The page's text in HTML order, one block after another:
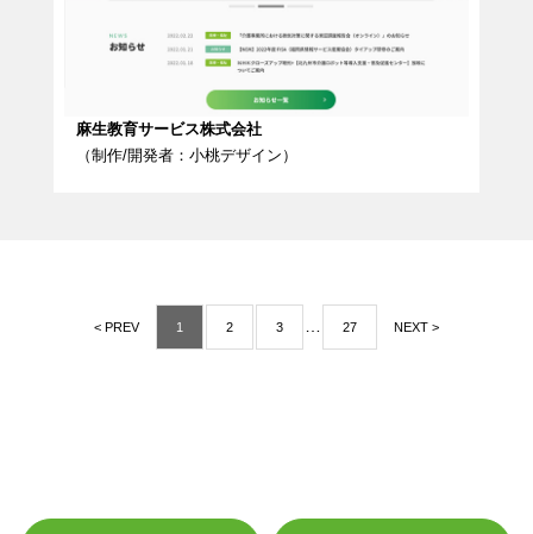
麻生教育サービス株式会社
（制作/開発者：小桃デザイン）
< PREV 1 2 3 27 NEXT >